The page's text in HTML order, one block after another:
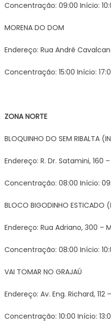
Concentração: 09:00 Início:
MORENA DO DOM
Endereço: Rua André
Concentração: 15:00 Início:
ZONA NORTE
BLOQUINHO DO SEM RIBALTA
Endereço: R. Dr. Satamini, 160
Concentração: 08:00 Início:
BLOCO BIGODINHO ESTICADO
Endereço: Rua Adriano, 300 –
Concentração: 08:00 Início:
VAI TOMAR NO GRAJAÚ
Endereço: Av. Eng. Richard, 112
Concentração: 10:00 Início: